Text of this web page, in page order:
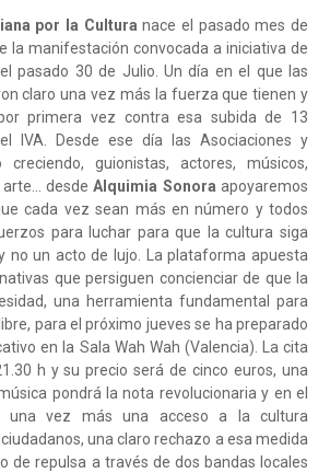
por la Cultura nace el pasado mes de
la manifestación convocada a iniciativa de
el pasado 30 de Julio. Un día en el que las
claro una vez más la fuerza que tienen y
primera vez contra esa subida de 13
IVA. Desde ese día las Asociaciones y
guionistas, actores, músicos,
arte… desdeAlquimia Sonora apoyaremos
cada vez sean más en número y todos
para luchar para que la cultura siga
no un acto de lujo. La plataforma apuesta
que persiguen concienciar de que la
una herramienta fundamental para
para el próximo jueves se ha preparado
en la Sala Wah Wah (Valencia). La cita
h y su precio será de cinco euros, una
pondrá la nota revolucionaria y en el
una vez más una acceso a la cultura
una claro rechazo a esa medida
de repulsa a través de dos bandas locales